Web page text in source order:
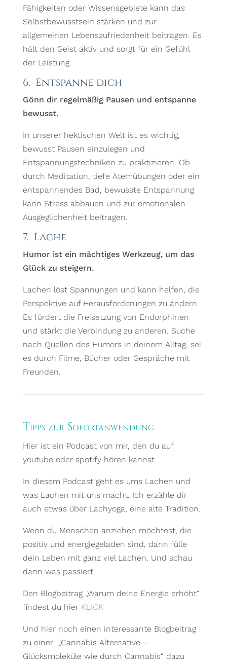
Fähigkeiten oder Wissensgebiete kann das
Selbstbewusstsein stärken und zur
allgemeinen Lebenszufriedenheit beitragen. Es
hält den Geist aktiv und sorgt für ein Gefühl
der Leistung.
6. Entspanne dich
Gönn dir regelmäßig Pausen und entspanne
bewusst.
In unserer hektischen Welt ist es wichtig,
bewusst Pausen einzulegen und
Entspannungstechniken zu praktizieren. Ob
durch Meditation, tiefe Atemübungen oder ein
entspannendes Bad, bewusste Entspannung
kann Stress abbauen und zur emotionalen
Ausgeglichenheit beitragen.
7. Lache
Humor ist ein mächtiges Werkzeug, um das
Glück zu steigern.
Lachen löst Spannungen und kann helfen, die
Perspektive auf Herausforderungen zu ändern.
Es fördert die Freisetzung von Endorphinen
und stärkt die Verbindung zu anderen. Suche
nach Quellen des Humors in deinem Alltag, sei
es durch Filme, Bücher oder Gespräche mit
Freunden.
Tipps zur Sofortanwendung
Hier ist ein Podcast von mir, den du auf
youtube oder spotify hören kannst.
In diesem Podcast geht es ums Lachen und
was Lachen mit uns macht. Ich erzähle dir
auch etwas über Lachyoga, eine alte Tradition.
Wenn du Menschen anziehen möchtest, die
positiv und energiegeladen sind, dann fülle
dein Leben mit ganz viel Lachen. Und schau
dann was passiert.
Den Blogbeitrag „Warum deine Energie erhöht“
findest du hier KLICK
Und hier noch einen interessante Blogbeitrag
zu einer „Cannabis Alternative –
Glücksmoleküle wie durch Cannabis“ dazu